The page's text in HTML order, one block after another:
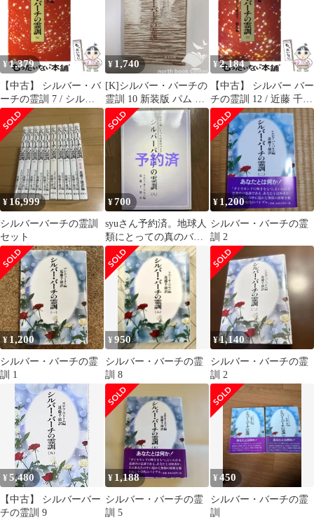
¥1,379
【中古】 シルバー・バ
ーチの霊訓 7 / シルビ
ア・バーバネル、近藤
千雄 / 潮文社
¥ 1,740
[K]シルバー・バーチの
霊訓 10 新装版 パム リ
ーバ; 近藤 千雄
¥2,184
【中古】 シルバー バー
チの霊訓 12 / 近藤 千雄
/ 潮文社
¥ 16,999
シルバーバーチの霊訓
セット
¥700
syuさん予約済。地球人
類にとっての真のバイ
ブル シルバーバーチの
霊訓 8
¥ 1,200
シルバー・バーチの霊
訓 2
¥1,200
シルバー・バーチの霊
訓 1
¥950
シルバー・バーチの霊
訓 8
¥1,140
シルバー・バーチの霊
訓 2
¥5,480
【中古】 シルバーバー
チの霊訓 9
¥ 1,188
シルバー・バーチの霊
訓 5
¥450
シルバー・バーチの霊
訓